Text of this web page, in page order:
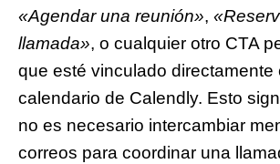
«Agendar una reunión»,
llamada», o cualquier otro CTA
que esté vinculado directamente
calendario de Calendly. Esto
no es necesario intercambiar
correos para coordinar una